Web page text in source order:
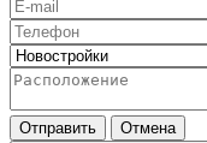
Отправить
Отмена